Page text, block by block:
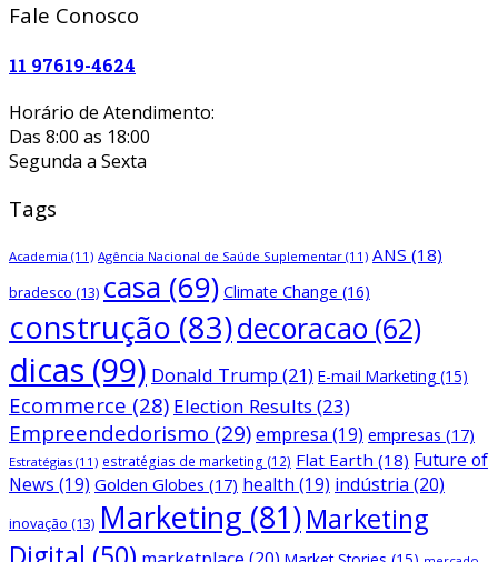
Fale Conosco
11 97619-4624
Horário de Atendimento:
Das 8:00 as 18:00
Segunda a Sexta
Tags
Academia (11) Agência Nacional de Saúde Suplementar (11) ANS (18)
bradesco (13) casa (69) Climate Change (16)
construção (83)decoracao (62)
dicas (99) Donald Trump (21) E-mail Marketing (15)
Ecommerce (28) Election Results (23)
Empreendedorismo (29)empresa (19) empresas (17)
Estratégias (11) estratégias de marketing (12) Flat Earth (18) Future of
News (19) Golden Globes (17) health (19) indústria (20)
inovação (13) Marketing (81)Marketing